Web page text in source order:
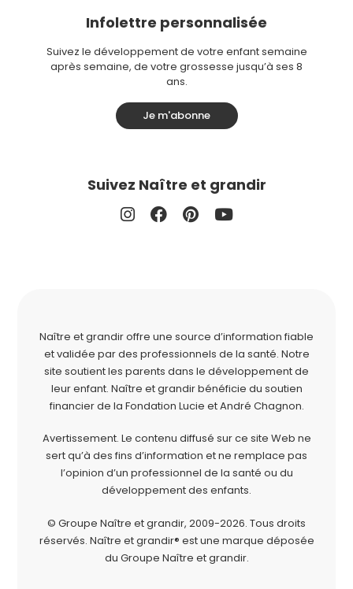
Infolettre personnalisée
Suivez le développement de votre enfant semaine
après semaine, de votre grossesse jusqu’à ses 8
ans.
Je m'abonne
Suivez Naître et grandir
Naître et grandir offre une source d’information fiable
et validée par des professionnels de la santé. Notre
site soutient les parents dans le développement de
leur enfant. Naître et grandir bénéficie du soutien
financier de la Fondation Lucie et André Chagnon.
Avertissement. Le contenu diffusé sur ce site Web ne
sert qu’à des fins d’information et ne remplace pas
l’opinion d’un professionnel de la santé ou du
développement des enfants.
© Groupe Naître et grandir, 2009-2026. Tous droits
réservés. Naître et grandir® est une marque déposée
du Groupe Naître et grandir.